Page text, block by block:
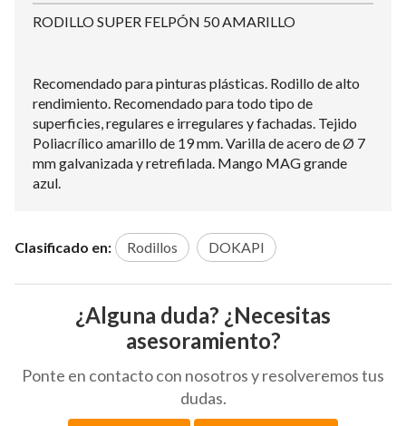
RODILLO SUPER FELPÓN 50 AMARILLO
Recomendado para pinturas plásticas. Rodillo de alto
rendimiento. Recomendado para todo tipo de
superficies, regulares e irregulares y fachadas. Tejido
Poliacrílico amarillo de 19 mm. Varilla de acero de Ø 7
mm galvanizada y retrefilada. Mango MAG grande
azul.
Clasificado en: Rodillos DOKAPI
¿Alguna duda? ¿Necesitas
asesoramiento?
Ponte en contacto con nosotros y resolveremos tus
dudas.